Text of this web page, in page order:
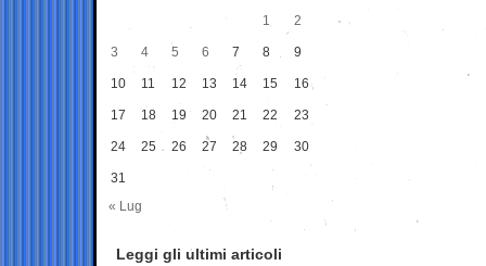
1
2
3 4 5 6 7 8 9
10 11 12 13 14 15 16
17 18 19 20 21 22 23
24 25 26 27 28 29 30
31
« Lug
Leggi gli ultimi articoli